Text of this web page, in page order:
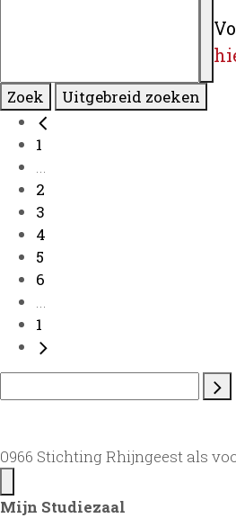
Zoek Uitgebreid zoeken
1
2
3
4
5
6
1
0966 Stichting Rhijngeest als
Mijn Studiezaal